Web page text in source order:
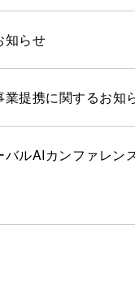
知らせ
提携に関するお知
バルAIカンファレン